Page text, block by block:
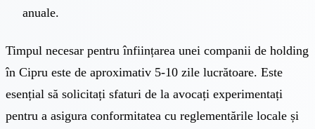
anuale.
Timpul necesar pentru înființarea unei companii de holding
în Cipru este de aproximativ 5-10 zile lucrătoare. Este
esențial să solicitați sfaturi de la avocați experimentați
pentru a asigura conformitatea cu reglementările locale și